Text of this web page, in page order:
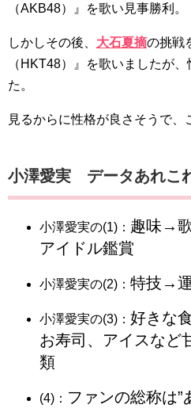
（AKB48）』を歌い見事勝利。
しかしその後、 大石夏摘の挑戦
（HKT48）』を歌いましたが
た。
見るからに性格が良さそうで、
小澤愛実 データあれこ
​​​​​​​​​​​​​​​​​​​​​​​​​​​​​​​​小澤愛実の(1)： 趣味→歌
アイドル鑑賞
​​​​​​​​​​​​​​​​​​​​​​​​​​​​​​​​小澤愛実の(2)： 特技→運
​​​​​​​​​​​​​​​​​​​​​​​​​​​​​​​​小澤愛実の(3)： 好きな
お寿司、アイスなど
類
​​​(4)： ファンの総称は”